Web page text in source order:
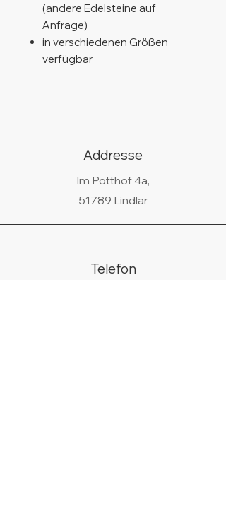
(andere Edelsteine auf
Anfrage)
in verschiedenen Größen
verfügbar
Addresse
Im Potthof 4a,
51789 Lindlar
Telefon